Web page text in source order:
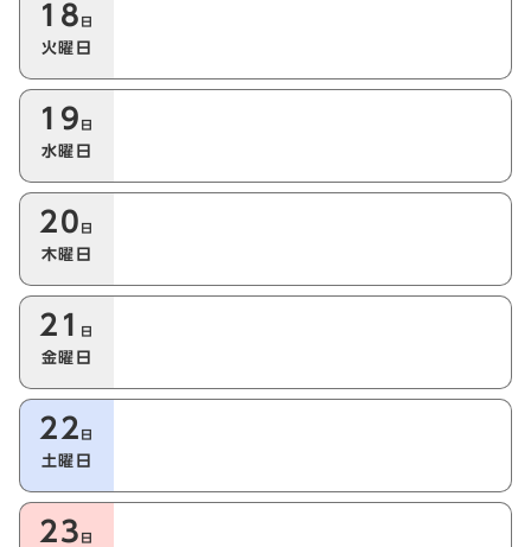
18 日
火曜日
19 日
水曜日
20 日
木曜日
21 日
金曜日
22 日
土曜日
23 日